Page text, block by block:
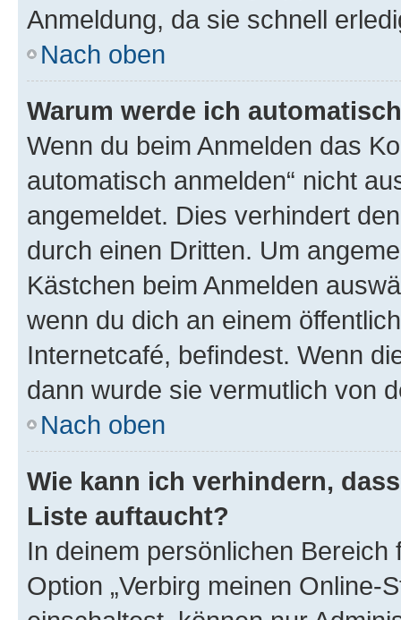
Anmeldung, da sie schnell
Nach oben
Warum werde ich
Wenn du beim Anmelden das
automatisch anmelden“ nicht
angemeldet. Dies verhindert
durch einen Dritten. Um
Kästchen beim Anmelden
wenn du dich an einem
Internetcafé, befindest. Wenn
dann wurde sie vermutlich von
Nach oben
Wie kann ich verhindern,
Liste auftaucht?
In deinem persönlichen
Option „Verbirg meinen Online-